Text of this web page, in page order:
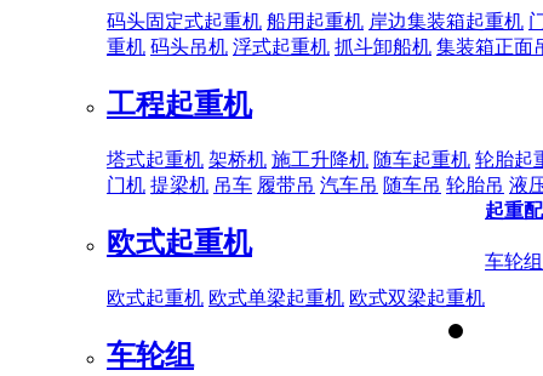
码头固定式起重机 船用起重机 岸边集装箱起重机
重机 码头吊机 浮式起重机 抓斗卸船机 集装箱正面
工程起重机
塔式起重机 架桥机 施工升降机 随车起重机 轮胎起
门机 提梁机 吊车 履带吊 汽车吊 随车吊 轮胎吊 液
欧式起重机
欧式起重机 欧式单梁起重机 欧式双梁起重机
起重
车轮组
车轮组